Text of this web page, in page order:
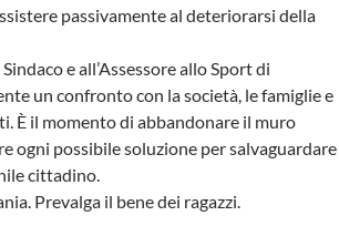
passivamente al deteriorarsi della
e all’Assessore allo Sport di
un confronto con la società, le famiglie e
È il momento di abbandonare il muro
ogni possibile soluzione per salvaguardare
cittadino.
Prevalga il bene dei ragazzi.